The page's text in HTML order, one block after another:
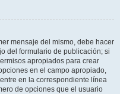
mensaje del mismo, debe hacer
del formulario de publicación; si
apropiados para crear
en el campo apropiado,
en la correspondiente línea
de opciones que el usuario